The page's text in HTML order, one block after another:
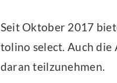
Seit Oktober 2017
tolino select. Auch
daran teilzunehmen.